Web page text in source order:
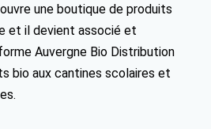
une boutique de produits
et il devient associé et
Auvergne Bio Distribution
bio aux cantines scolaires et